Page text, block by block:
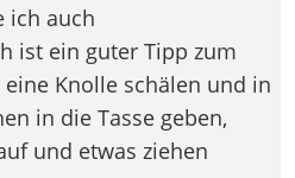
ich auch
ist ein guter Tipp zum
Knolle schälen und in
in die Tasse geben,
und etwas ziehen